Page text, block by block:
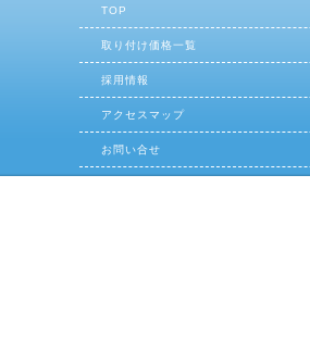
TOP
取り付け価格一覧
採用情報
アクセスマップ
お問い合せ